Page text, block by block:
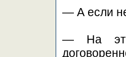
— А если
— На